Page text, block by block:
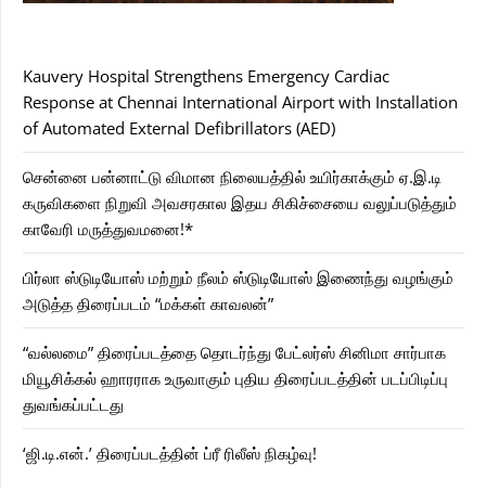
Kauvery Hospital Strengthens Emergency Cardiac
Response at Chennai International Airport with Installation
of Automated External Defibrillators (AED)
சென்னை பன்னாட்டு விமான நிலையத்தில் உயிர்காக்கும் ஏ.இ.டி
கருவிகளை நிறுவி அவசரகால இதய சிகிச்சையை வலுப்படுத்தும்
காவேரி மருத்துவமனை!*
பிர்லா ஸ்டுடியோஸ் மற்றும் நீலம் ஸ்டுடியோஸ் இணைந்து வழங்கும்
அடுத்த திரைப்படம் “மக்கள் காவலன்”
“வல்லமை” திரைப்படத்தை தொடர்ந்து பேட்லர்ஸ் சினிமா சார்பாக
மியூசிக்கல் ஹாரராக உருவாகும் புதிய திரைப்படத்தின் படப்பிடிப்பு
துவங்கப்பட்டது
‘ஜி.டி.என்.’ திரைப்படத்தின் ப்ரீ ரிலீஸ் நிகழ்வு!